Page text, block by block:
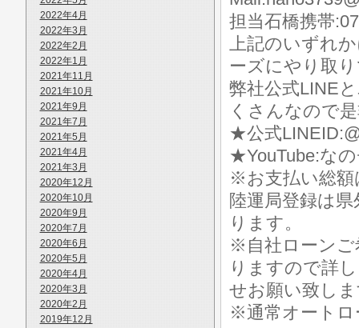
2022年4月
2022年3月
2022年2月
2022年1月
2021年11月
2021年10月
2021年9月
2021年7月
2021年5月
2021年4月
2021年3月
2020年12月
2020年10月
2020年9月
2020年7月
2020年6月
2020年5月
2020年4月
2020年3月
2020年2月
2019年12月
担当石橋携帯
上記のいずれ
ーズにやり取
弊社公式LINE
くさんなので
★公式
★YouTube:な
※お支払い総額
陸運局登録は
ります。
※自社ローンご
りますので詳
せお願い致し
※通常オートロ